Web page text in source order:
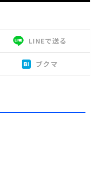
LINEで送る
ブクマ